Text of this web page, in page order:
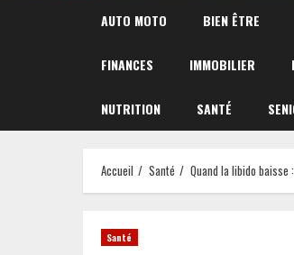
AUTO MOTO BIEN ÊTRE
FINANCES IMMOBILIER
NUTRITION SANTÉ
Accueil Santé Quand la libido
Santé